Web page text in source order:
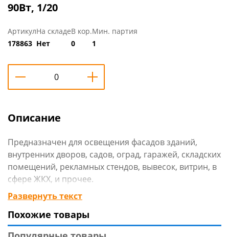
90Вт, 1/20
Артикул
178863
На складе
Нет
В кор.
0
Мин. партия
1
Описание
Предназначен для освещения фасадов зданий,
внутренних дворов, садов, оград, гаражей, складских
помещений, рекламных стендов, вывесок, витрин, в
сфере ЖКХ, и прочее.
Технические характеристики
Тип товара: прожектор
Длина: 120 см
Развернуть текст
Похожие товары